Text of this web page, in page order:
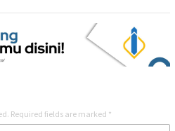
Required fields are marked *